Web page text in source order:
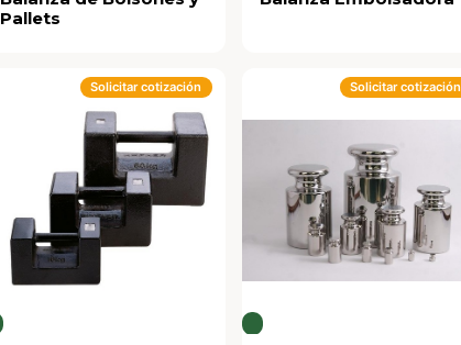
Pallets
Solicitar cotización Solicitar cotización